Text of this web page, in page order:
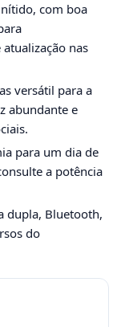
com boa
nas
versátil para a
abundante e
para um dia de
a potência
dupla, Bluetooth,
do